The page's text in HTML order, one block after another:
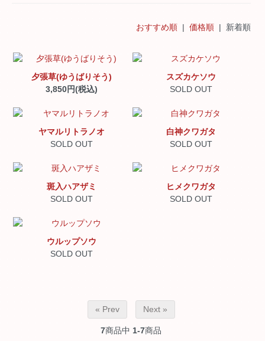
おすすめ順| 価格順| 新着順
夕張草(ゆうばりそう)
3,850円(税込)
スズカケソウ
SOLD OUT
ヤマルリトラノオ
SOLD OUT
白神クワガタ
SOLD OUT
斑入ハアザミ
SOLD OUT
ヒメクワガタ
SOLD OUT
ウルップソウ
SOLD OUT
« Prev Next »
7商品中 1-7商品